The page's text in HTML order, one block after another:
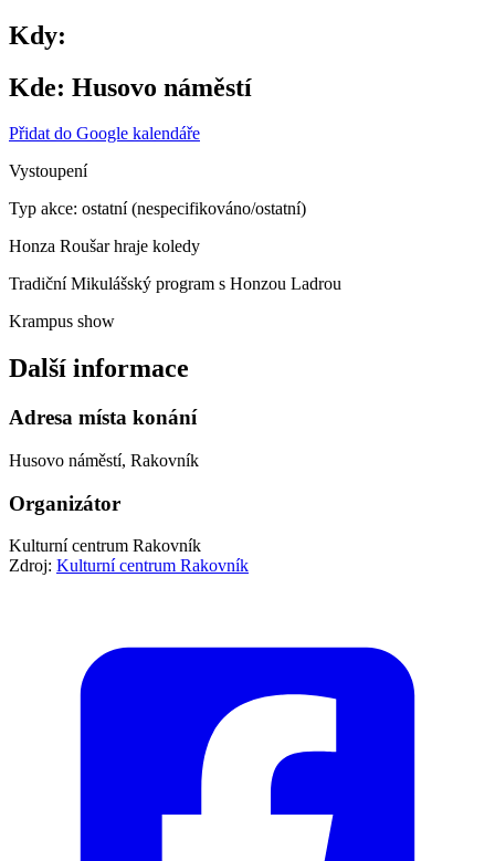
Kdy:
Kde: Husovo náměstí
Přidat do Google kalendáře
Vystoupení
Typ akce: ostatní (nespecifikováno/ostatní)
Honza Roušar hraje koledy
Tradiční Mikulášský program s Honzou Ladrou
Krampus show
Další informace
Adresa místa konání
Husovo náměstí, Rakovník
Organizátor
Kulturní centrum Rakovník
Zdroj: Kulturní centrum Rakovník